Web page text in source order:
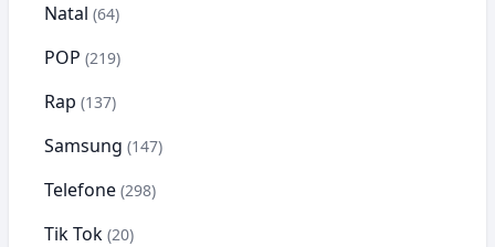
Natal (64)
POP (219)
Rap (137)
Samsung (147)
Telefone (298)
Tik Tok (20)